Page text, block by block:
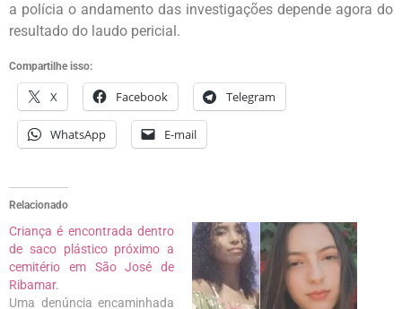
a polícia o andamento das investigações depende agora do
resultado do laudo pericial.
Compartilhe isso:
X Facebook Telegram
WhatsApp E-mail
Relacionado
Criança é encontrada dentro
de saco plástico próximo a
cemitério em São José de
Ribamar.
Uma denúncia encaminhada